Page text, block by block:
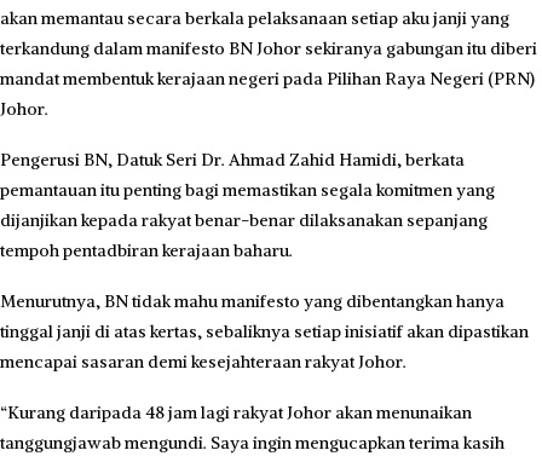
akan memantau secara berkala pelaksanaan setiap aku janji yang
terkandung dalam manifesto BN Johor sekiranya gabungan itu diberi
mandat membentuk kerajaan negeri pada Pilihan Raya Negeri (PRN)
Johor.
Pengerusi BN, Datuk Seri Dr. Ahmad Zahid Hamidi, berkata
pemantauan itu penting bagi memastikan segala komitmen yang
dijanjikan kepada rakyat benar-benar dilaksanakan sepanjang
tempoh pentadbiran kerajaan baharu.
Menurutnya, BN tidak mahu manifesto yang dibentangkan hanya
tinggal janji di atas kertas, sebaliknya setiap inisiatif akan dipastikan
mencapai sasaran demi kesejahteraan rakyat Johor.
“Kurang daripada 48 jam lagi rakyat Johor akan menunaikan
tanggungjawab mengundi. Saya ingin mengucapkan terima kasih